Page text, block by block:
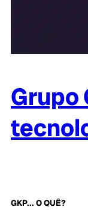
Grupo
GKP... O QUÊ?